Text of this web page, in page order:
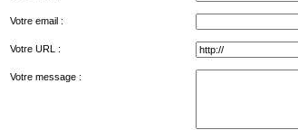
Votre email :
Votre URL :
Votre message :